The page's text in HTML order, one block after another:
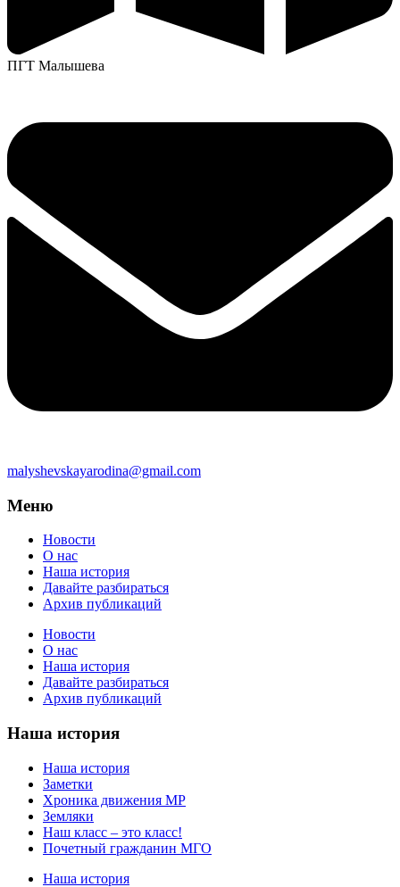
ПГТ Малышева
malyshevskayarodina@gmail.com
Меню
Новости
О нас
Наша история
Давайте разбираться
Архив публикаций
Новости
О нас
Наша история
Давайте разбираться
Архив публикаций
Наша история
Наша история
Заметки
Хроника движения МР
Земляки
Наш класс – это класс!
Почетный гражданин МГО
Наша история